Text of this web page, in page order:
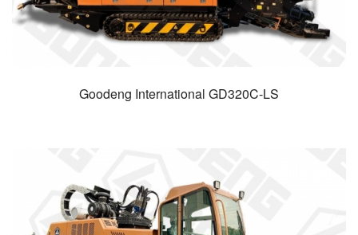
Goodeng International GD320C-LS